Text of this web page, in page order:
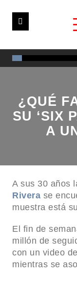
¿QUÉ
SU ‘SIX
A
A sus 30 años
Rivera se
muestra está
El fin de
millón de
con un video
mientras se